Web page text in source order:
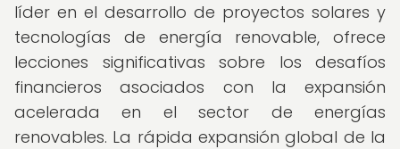
líder en el desarrollo de proyectos solares y
tecnologías de energía renovable, ofrece
lecciones significativas sobre los desafíos
financieros asociados con la expansión
acelerada en el sector de energías
renovables. La rápida expansión global de la